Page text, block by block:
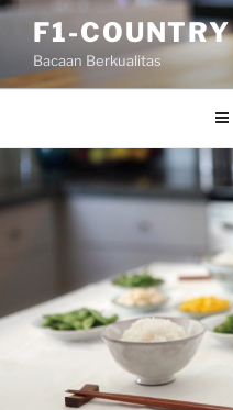
Skip
content
F1-COUNTRY
Bacaan Berkualitas